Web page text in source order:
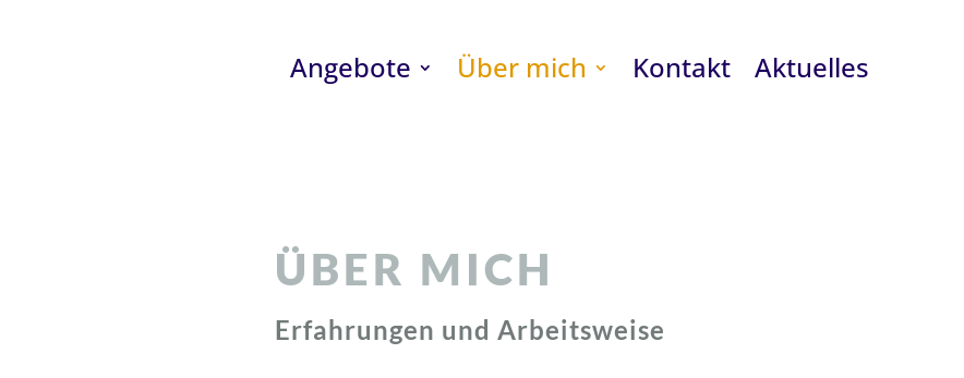
Angebote Über mich Kontakt Aktuelles
ÜBER MICH
Erfahrungen und Arbeitsweise